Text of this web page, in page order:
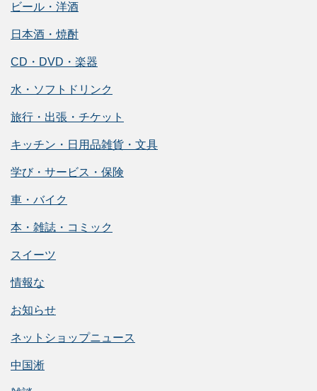
ビール・洋酒
日本酒・焼酎
CD・DVD・楽器
水・ソフトドリンク
旅行・出張・チケット
キッチン・日用品雑貨・文具
学び・サービス・保険
車・バイク
本・雑誌・コミック
スイーツ
情報な
お知らせ
ネットショップニュース
中国淅